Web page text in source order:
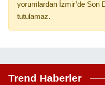
yorumlardan İzmir’de Son
tutulamaz.
Trend Haberler